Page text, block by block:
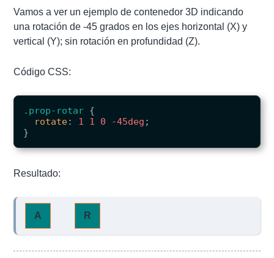
Vamos a ver un ejemplo de contenedor 3D indicando
una rotación de -45 grados en los ejes horizontal (X) y
vertical (Y); sin rotación en profundidad (Z).
Código CSS:
.prop-rotar {
rotate: 1 1 0 -45deg ;
}
Resultado:
A R